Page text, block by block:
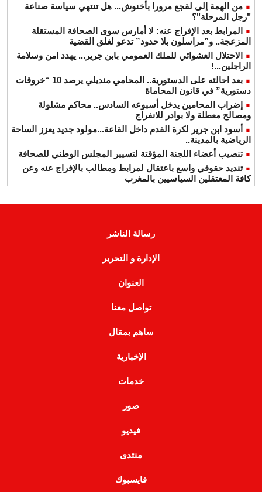
من الهمة إلى لقجع مرورا بأخنوش... هل تنتهي سياسة صناعة
"رجل المرحلة"؟
المرابط بعد الإفراج عنه: لا أمارس سوى الصحافة المستقلة
المزعجة.. و”مراسلون بلا حدود” تدعو لغلق القضية
الاحتلال العشوائي للملك العمومي بابن جرير... يهدد امن وسلامة
الراجلين...!
بعد احالته على الدستورية.. المحامي منديلي يرصد 10 “خروقات
دستورية” في قانون المحاماة
إضراب المحامين يدخل أسبوعه السادس.. محاكم مشلولة
ومصالح معطلة ولا بوادر للانفراج
أسود ابن جرير لكرة القدم داخل القاعة...مولود جديد يعزز الساحة
الرياضية بالمدينة..
تنصيب أعضاء اللجنة المؤقتة لتسيير المجلس الوطني للصحافة
تنديد حقوقي واسع باعتقال لمرابط ومطالب بالإفراج عنه وعن
كافة المعتقلين السياسيين بالمغرب
رسالة الناشر
الإدارة و التحرير
العنوان
تواصل معنا
ساهم بمقال
الإخبارية
خدمات
صور
فيديو
منتدى
فايسبوك